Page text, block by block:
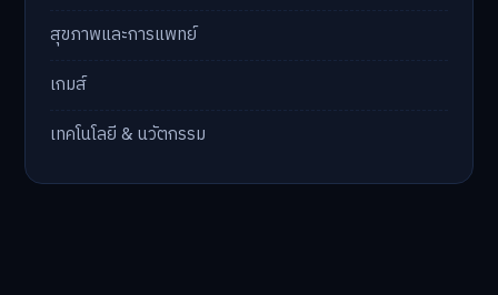
สุขภาพและการแพทย์
เกมส์
เทคโนโลยี & นวัตกรรม